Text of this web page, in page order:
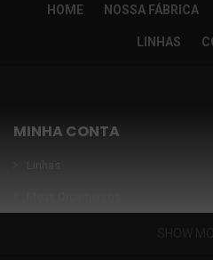
HOME NOSSA FÁBRICA
LINHAS
MINHA CONTA